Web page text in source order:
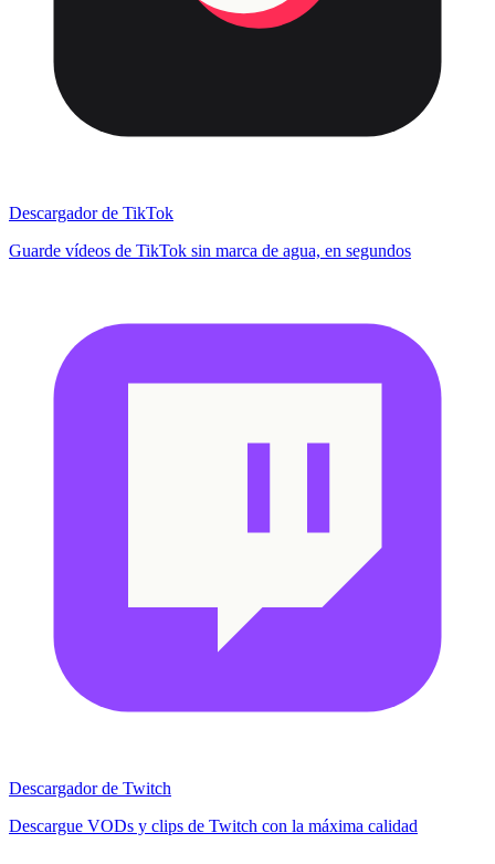
Descargador de TikTok
Guarde vídeos de TikTok sin marca de agua, en segundos
Descargador de Twitch
Descargue VODs y clips de Twitch con la máxima calidad